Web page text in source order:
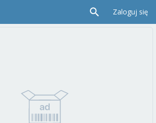
Zaloguj się